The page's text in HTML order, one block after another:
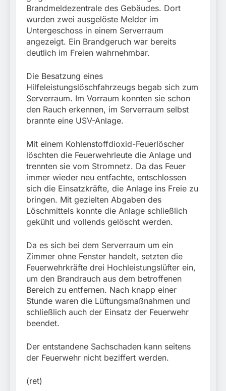
Brandmeldezentrale des Gebäudes. Dort
wurden zwei ausgelöste Melder im
Untergeschoss in einem Serverraum
angezeigt. Ein Brandgeruch war bereits
deutlich im Freien wahrnehmbar.
Die Besatzung eines
Hilfeleistungslöschfahrzeugs begab sich zum
Serverraum. Im Vorraum konnten sie schon
den Rauch erkennen, im Serverraum selbst
brannte eine USV-Anlage.
Mit einem Kohlenstoffdioxid-Feuerlöscher
löschten die Feuerwehrleute die Anlage und
trennten sie vom Stromnetz. Da das Feuer
immer wieder neu entfachte, entschlossen
sich die Einsatzkräfte, die Anlage ins Freie zu
bringen. Mit gezielten Abgaben des
Löschmittels konnte die Anlage schließlich
gekühlt und vollends gelöscht werden.
Da es sich bei dem Serverraum um ein
Zimmer ohne Fenster handelt, setzten die
Feuerwehrkräfte drei Hochleistungslüfter ein,
um den Brandrauch aus dem betroffenen
Bereich zu entfernen. Nach knapp einer
Stunde waren die Lüftungsmaßnahmen und
schließlich auch der Einsatz der Feuerwehr
beendet.
Der entstandene Sachschaden kann seitens
der Feuerwehr nicht beziffert werden.
(ret)